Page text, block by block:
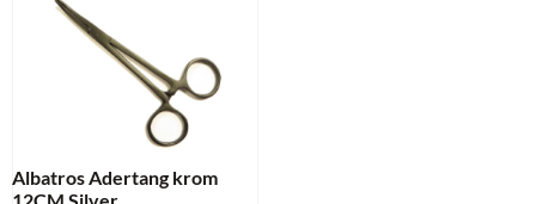
Albatros Adertang krom